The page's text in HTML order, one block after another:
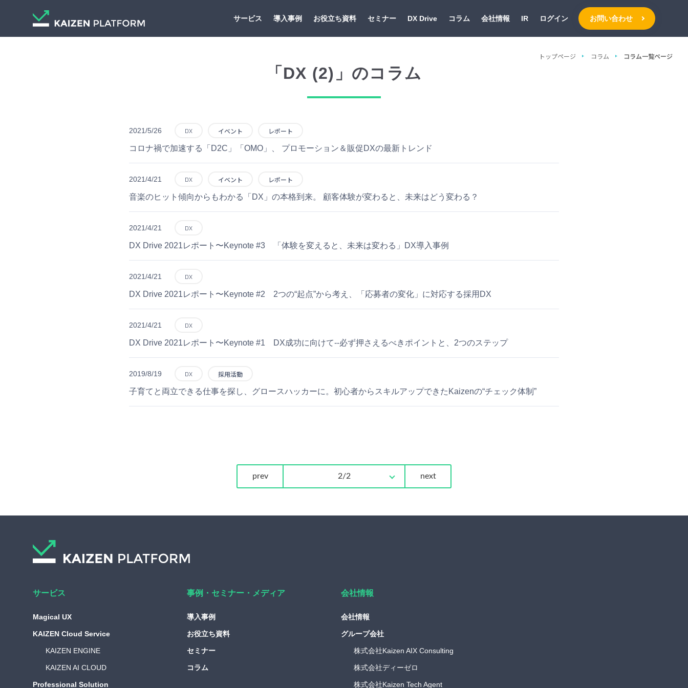
サービス 導入事例 お役立ち資料 セミナー DX Drive コラム 会社情報 IR ログイン お問い合わせ
トップページ コラム コラム一覧ページ
「DX (2)」のコラム
2021/5/26 DX イベント レポート
コロナ禍で加速する「D2C」「OMO」、 プロモーション＆販促DXの最新トレンド
2021/4/21 DX イベント レポート
音楽のヒット傾向からもわかる「DX」の本格到来。 顧客体験が変わると、未来はどう変わる？
2021/4/21 DX
DX Drive 2021レポート〜Keynote #3 「体験を変えると、未来は変わる」DX導入事例
2021/4/21 DX
DX Drive 2021レポート〜Keynote #2 2つの“起点”から考え、「応募者の変化」に対応する採用DX
2021/4/21 DX
DX Drive 2021レポート〜Keynote #1 DX成功に向けて--必ず押さえるべきポイントと、2つのステップ
2019/8/19 DX 採用活動
子育てと両立できる仕事を探し、グロースハッカーに。初心者からスキルアップできたKaizenの“チェック体制”
prev 2/2 next
サービス
Magical UX
KAIZEN Cloud Service
KAIZEN ENGINE
KAIZEN AI CLOUD
Professional Solution
事例・セミナー・ メディア
導入事例
お役立ち資料
セミナー
コラム
会社情報
会社情報
グループ会社
株式会社Kaizen AIX Consulting
株式会社ディーゼロ
株式会社Kaizen Tech Agent